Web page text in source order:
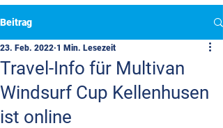
Beitrag
Travel-Info für Multivan
Windsurf Cup Kellenhusen
ist online
23. Feb. 2022 1 Min. Lesezeit